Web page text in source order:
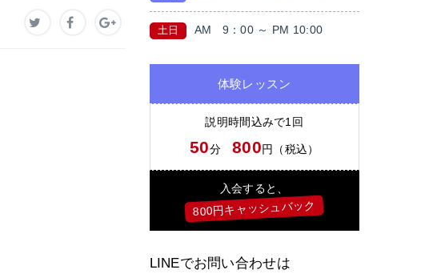
土日 AM 9：00 ～ PM 10:00
体験レッスン
説明時間込みで1回
50分800円（税込）
入会すると、
800円キャッシュバック
LINEでお問い合わせは